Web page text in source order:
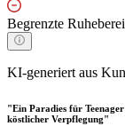
Begrenzte
KI-generiert aus
"Ein Paradies für
köstlicher Verpflegung"